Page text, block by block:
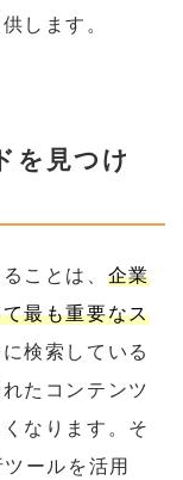
します。
を見つけ
ことは、 企業
最も重要なス
検索している
たコンテンツ
なります。そ
ールを活用